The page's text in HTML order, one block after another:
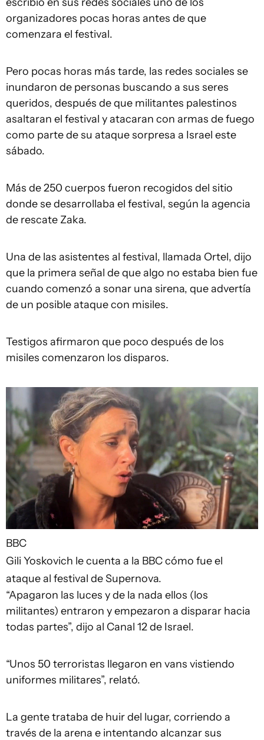
organizadores pocas horas antes de que
comenzara el festival.
Pero pocas horas más tarde, las redes sociales se
inundaron de personas buscando a sus seres
queridos, después de que militantes palestinos
asaltaran el festival y atacaran con armas de fuego
como parte de su ataque sorpresa a Israel este
sábado.
Más de 250 cuerpos fueron recogidos del sitio
donde se desarrollaba el festival, según la agencia
de rescate Zaka.
Una de las asistentes al festival, llamada Ortel, dijo
que la primera señal de que algo no estaba bien fue
cuando comenzó a sonar una sirena, que advertía
de un posible ataque con misiles.
Testigos afirmaron que poco después de los
misiles comenzaron los disparos.
BBC
Gili Yoskovich le cuenta a la BBC cómo fue el
ataque al festival de Supernova.
“Apagaron las luces y de la nada ellos (los
militantes) entraron y empezaron a disparar hacia
todas partes”, dijo al Canal 12 de Israel.
“Unos 50 terroristas llegaron en vans vistiendo
uniformes militares”, relató.
La gente trataba de huir del lugar, corriendo a
través de la arena e intentando alcanzar sus